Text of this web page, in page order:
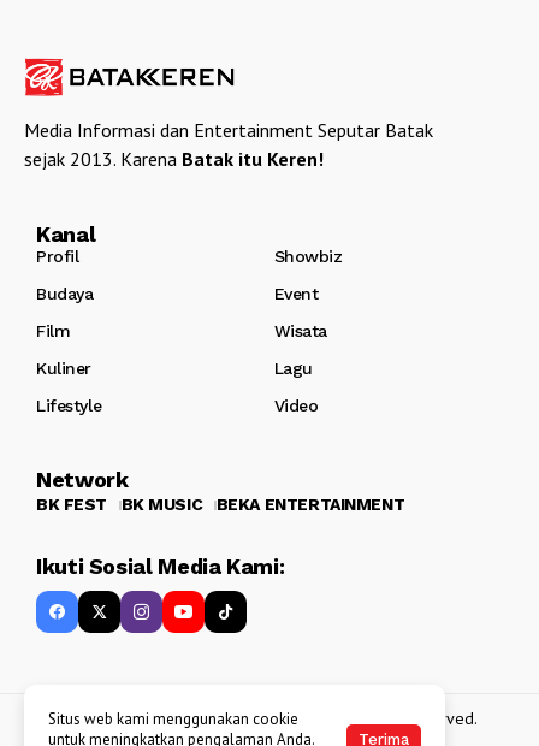
Media Informasi dan Entertainment Seputar Batak
sejak 2013. Karena Batak itu Keren!
Kanal
Profil
Showbiz
Budaya
Event
Film
Wisata
Kuliner
Lagu
Lifestyle
Video
Network
BK FEST BK MUSIC BEKA ENTERTAINMENT
Ikuti Sosial Media Kami:
Copyright 2013 - 2025BATAKKEREN . All rights reserved.
Situs web kami menggunakan cookie
untuk meningkatkan pengalaman Anda.
Terima